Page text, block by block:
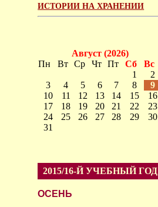
ИСТОРИИ НА ХРАНЕНИИ
Август (2026)
Пн
Вт Ср Чт Пт Сб
Вс
1
2
3
4 5 6 7 8
9
10
11 12 13 14 15
16
17
18 19 20 21 22
23
24
25 26 27 28 29
30
31
2015/16-Й УЧЕБНЫЙ ГОД
ОСЕНЬ